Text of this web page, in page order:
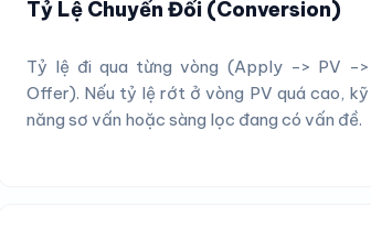
Tỷ Lệ Chuyển Đổi (Conversion)
Tỷ lệ đi qua từng vòng (Apply -> PV ->
Offer). Nếu tỷ lệ rớt ở vòng PV quá cao, kỹ
năng sơ vấn hoặc sàng lọc đang có vấn đề.